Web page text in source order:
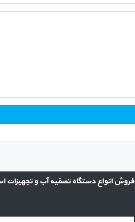
فروش انواع دستگاه تصفیه آب و تجهیزات